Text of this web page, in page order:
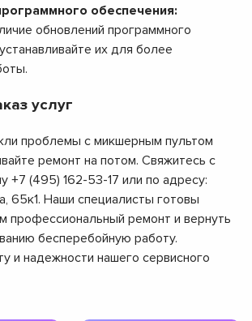
обеспечения:
обновлений программного
их для более
услуг
проблемы с микшерным пультом
ремонт на потом. Свяжитесь с
+7 (495) 162-53-17 или по адресу:
65к1. Наши специалисты готовы
профессиональный ремонт и вернуть
бесперебойную работу.
и надежности нашего сервисного